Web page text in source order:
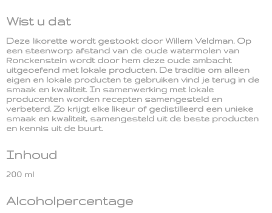
Wist u dat
Deze likorette wordt gestookt door Willem Veldman. Op
een steenworp afstand van de oude watermolen van
Ronckenstein wordt door hem deze oude ambacht
uitgeoefend met lokale producten. De traditie om alleen
eigen en lokale producten te gebruiken vind je terug in de
smaak en kwaliteit. In samenwerking met lokale
producenten worden recepten samengesteld en
verbeterd. Zo krijgt elke likeur of gedistilleerd een unieke
smaak en kwaliteit, samengesteld uit de beste producten
en kennis uit de buurt.
Inhoud
200 ml
Alcoholpercentage